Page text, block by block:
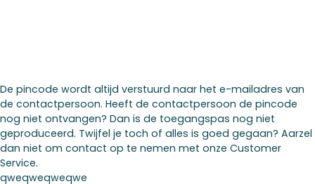
De pincode wordt altijd verstuurd naar het e-mailadres van
de contactpersoon. Heeft de contactpersoon de pincode
nog niet ontvangen? Dan is de toegangspas nog niet
geproduceerd. Twijfel je toch of alles is goed gegaan? Aarzel
dan niet om contact op te nemen met onze Customer
Service.
qweqweqweqwe